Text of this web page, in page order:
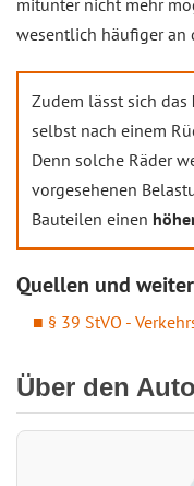
mitunter nicht mehr
wesentlich häufiger an
Zudem lässt sich das
selbst nach einem
Denn solche Räder
vorgesehenen
Bauteilen einen
Quellen und
§ 39 StVO -
Über den